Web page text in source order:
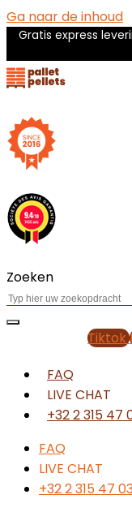
Ga naar de inhoud
Gratis express
Zoeken
Tiktok
FAQ
LIVE CHAT
+32 2 315 47
FAQ
LIVE CHAT
+32 2 315 47